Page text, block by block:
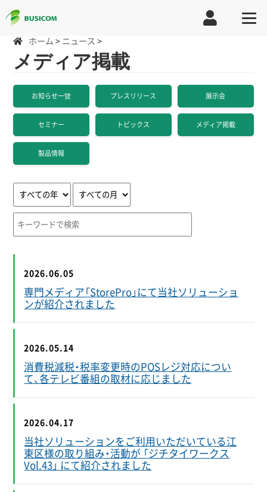
ホーム > ニュース >
メディア掲載
お知らせ一覽 プレスリリース 展示会
セミナー トピックス メディア掲載
製品情報
2026.06.05
専門メディア「StorePro」にて当社ソリューショ
ンが紹介されました
2026.05.14
消費税減税・税率変更時のPOSレジ対応につい
て、各テレビ番組の取材に応じました
2026.04.17
当社ソリューションをご利用いただいている江
東区様の取り組み・活動が 「ジチタイワークス
Vol.43」 にて紹介されました